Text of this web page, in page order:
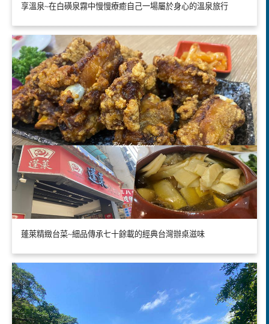
享溫泉~在白磺泉霧中慢慢療癒自己一場屬於身心的溫泉旅行
蓬萊精緻台菜~細品傳承七十餘載的經典台灣辦桌滋味